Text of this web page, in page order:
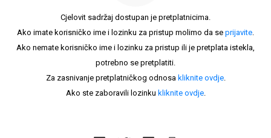
Cjelovit sadržaj dostupan je pretplatnicima.
Ako imate korisničko ime i lozinku za pristup molimo da se prijavite.
Ako nemate korisničko ime i lozinku za pristup ili je pretplata istekla,
potrebno se pretplatiti.
Za zasnivanje pretplatničkog odnosa kliknite ovdje.
Ako ste zaboravili lozinku kliknite ovdje.